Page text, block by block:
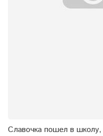
Славочка пошел в